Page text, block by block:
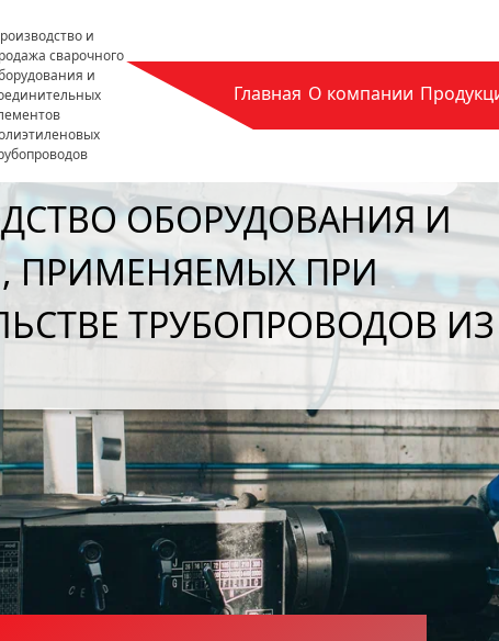
и
сварочного
и
Главная О компании
ОБОРУДОВАНИЕ.
УДОБНЫЙ СЕРВИС.